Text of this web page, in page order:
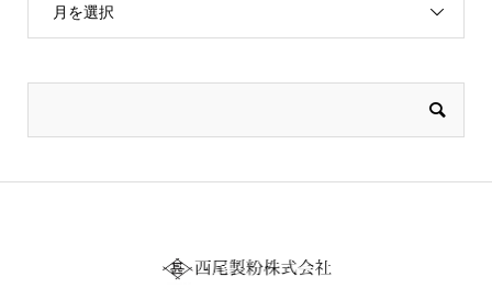
月を選択